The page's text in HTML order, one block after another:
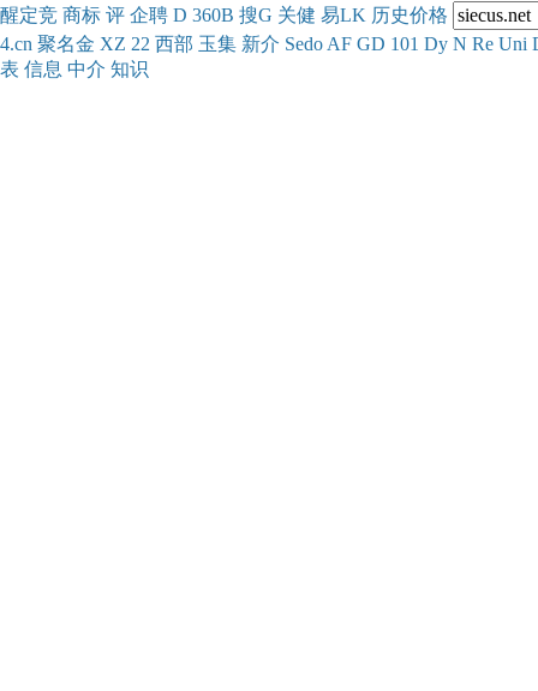
醒定竞 商标 评 企聘 D 360B 搜G 关健 易LK 历史价格
4.cn 聚名金 XZ 22 西部 玉集 新介 Sedo AF GD 101 Dy N Re Uni
表 信息 中介 知识